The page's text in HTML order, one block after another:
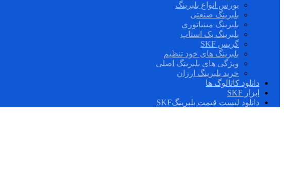
بورس انواع بلبرینگ
بلبرینگ صنعتی
بلبرینگ مینیاتوری
بلبرینگ بک استاپ
گریس SKF
بلبرینگ های خود تنظیم
ویژگی های بلبرینگ اصلی
خرید بلبرینگ ارزان
دانلود کاتالوگ ها
ابزار SKF
دانلود لیست قیمت بلبرینگSKF